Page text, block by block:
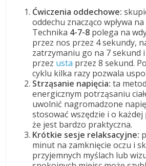
Ćwiczenia oddechowe:
oddechu znacząco wpływa
Technika 4-7-8 polega na
przez nos przez 4 sekundy,
zatrzymaniu go na 7 sekund
przez usta przez 8 sekund.
cyklu kilka razy pozwala
Strząsanie napięcia: ta
energicznym potrząsaniu
uwolnić nagromadzone
stosować wszędzie i o
że jest bardzo praktyczna.
Krótkie sesje relaksacyjne:
minut na zamknięcie oczu i
przyjemnych myślach lub